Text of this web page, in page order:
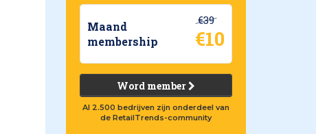
Maand
membership
€39
€10
Word member
Al 2.500 bedrijven zijn onderdeel van
de RetailTrends-community